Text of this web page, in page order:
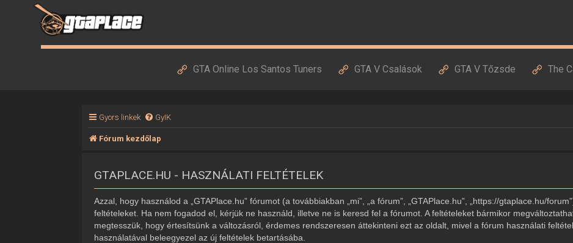
GTA Online Los Santos Tuners GTA V Csalások GTA V Tőzsde The
Gyors linkek GyIK
Fórum kezdőlap
GTAPLACE.HU - HASZNÁLATI FELTÉTELEK
Azzal, hogy használod a „GTAPlace.hu” fórumot (a továbbiakban „mi”, „a fórum”, „GTAPlace.hu”, „https://gtaplace.hu/
feltételeket. Ha nem fogadod el, kérjük ne használd, illetve ne is keresd fel a fórumot. A feltételeket bármikor
megtesszük, hogy értesítsünk a változásról, érdemes rendszeresen áttekinteni ezt az oldalt, mivel a fórum használati
használatával beleegyezel az új feltételek betartásába.